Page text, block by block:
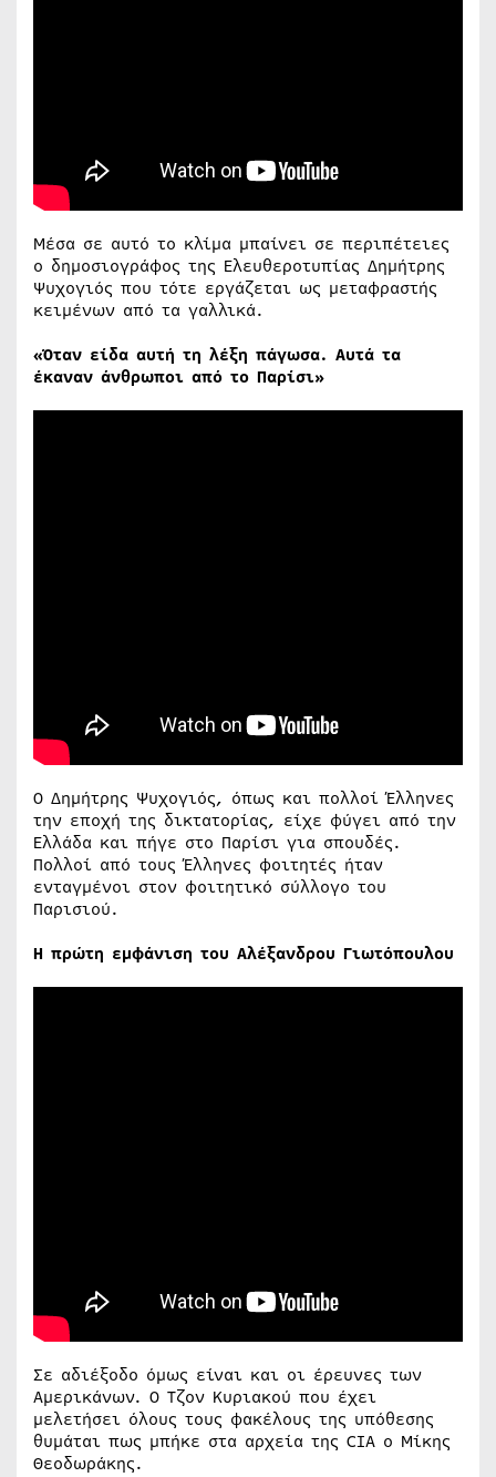
Μέσα σε αυτό το κλίμα μπαίνει σε περιπέτειες
ο δημοσιογράφος της Ελευθεροτυπίας Δημήτρης
Ψυχογιός που τότε εργάζεται ως μεταφραστής
κειμένων από τα γαλλικά.
«Όταν είδα αυτή τη λέξη πάγωσα. Αυτά τα
έκαναν άνθρωποι από το Παρίσι»
Ο Δημήτρης Ψυχογιός, όπως και πολλοί Έλληνες
την εποχή της δικτατορίας, είχε φύγει από την
Ελλάδα και πήγε στο Παρίσι για σπουδές.
Πολλοί από τους Έλληνες φοιτητές ήταν
ενταγμένοι στον φοιτητικό σύλλογο του
Παρισιού.
Η πρώτη εμφάνιση του Αλέξανδρου Γιωτόπουλου
Σε αδιέξοδο όμως είναι και οι έρευνες των
Αμερικάνων. Ο Τζον Κυριακού που έχει
μελετήσει όλους τους φακέλους της υπόθεσης
θυμάται πως μπήκε στα αρχεία της CIA ο Μίκης
Θεοδωράκης.